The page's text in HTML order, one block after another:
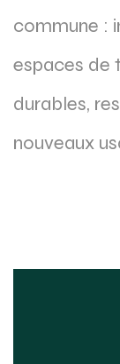
commune :
espaces de
durables,
nouveaux